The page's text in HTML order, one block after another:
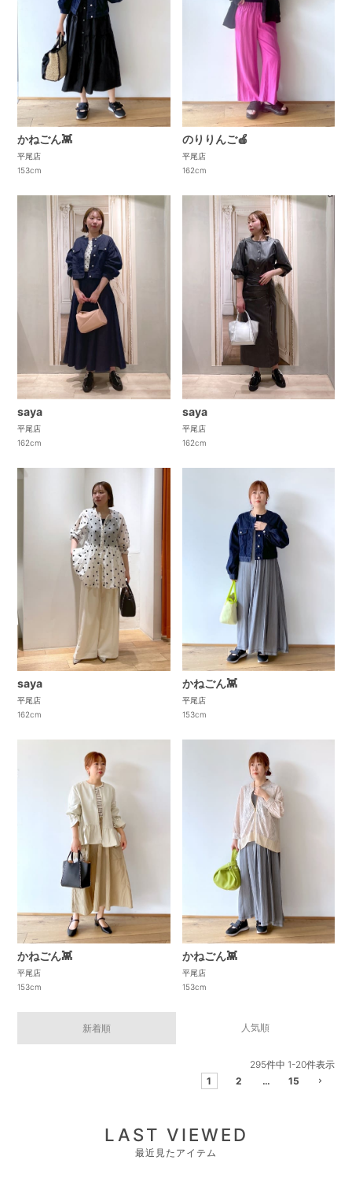
かねごん👾
平尾店
153cm
のりりんご🍎
平尾店
162cm
saya
平尾店
162cm
saya
平尾店
162cm
saya
平尾店
162cm
かねごん👾
平尾店
153cm
かねごん👾
平尾店
153cm
かねごん👾
平尾店
153cm
新着順 人気順
295件中 1-20件表示
1
2 … 15
LAST VIEWED
最近見たアイテム